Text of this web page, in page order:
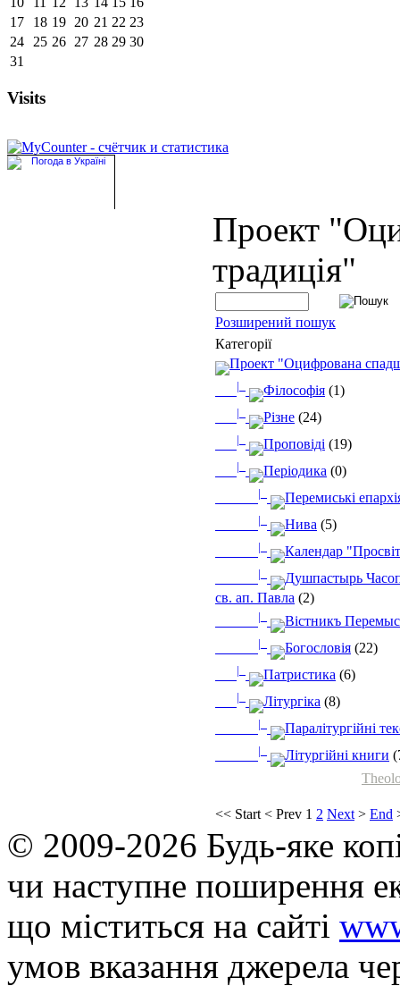
17
18 19 20 21 22 23
24
25 26 27 28 29 30
31
Visits
Проект
традиція"
Розширений пошук
Категорії
<< Start < Prev 1 2 Next > End
Проект "Оцифрована
|_ Філософія (1)
|_ Різне (24)
|_ Проповіді (19)
|_ Періодика (0)
|_ Перемиські
|_ Нива (5)
|_ Календар
|_
Душпастырь
св. ап. Павла (2)
|_ Вістникъ
|_ Богословія (22)
|_ Патристика (6)
|_ Літургіка (8)
|_ Паралітургійні
|_ Літургійні книги
© 2009-2026 Будь-яке
чи наступне поширення
що мiститься на сайті
умов вказання джерела